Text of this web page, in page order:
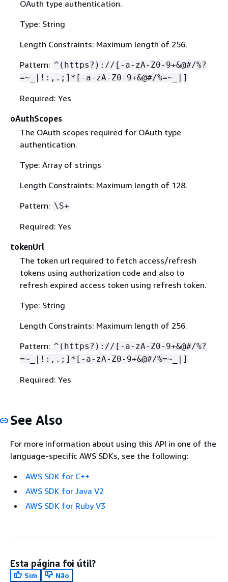
OAuth type authentication.
Type: String
Length Constraints: Maximum length of 256.
Pattern: ^(https?)://[-a-zA-Z0-9+&@#/%?
=~_|!:,.;]*[-a-zA-Z0-9+&@#/%=~_|]
Required: Yes
oAuthScopes
The OAuth scopes required for OAuth type
authentication.
Type: Array of strings
Length Constraints: Maximum length of 128.
Pattern: \S+
Required: Yes
tokenUrl
The token url required to fetch access/refresh
tokens using authorization code and also to
refresh expired access token using refresh token.
Type: String
Length Constraints: Maximum length of 256.
Pattern: ^(https?)://[-a-zA-Z0-9+&@#/%?
=~_|!:,.;]*[-a-zA-Z0-9+&@#/%=~_|]
Required: Yes
See Also
For more information about using this API in one of the
language-specific AWS SDKs, see the following:
AWS SDK for C++
AWS SDK for Java V2
AWS SDK for Ruby V3
Esta página foi útil?
Sim
Não